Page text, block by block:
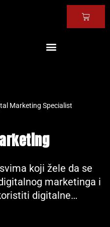
Marketing Specialist
koji žele da se
marketinga i
digitalne…